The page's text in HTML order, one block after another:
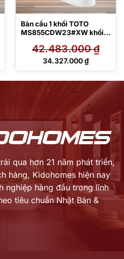
Bàn cầu 1 khối TOTO
MS855CDW23#XW khối
TCF47360GAA
42.483.000₫
Giá
42.483.000 ₫.
34.327.000₫
Giá
34.327.000 ₫.
qua hơn 21 năm phát triển,
hàng, Kidohomes hiện nay
nghiệp hàng đầu trong lĩnh
tiêu chuẩn Nhật Bản &